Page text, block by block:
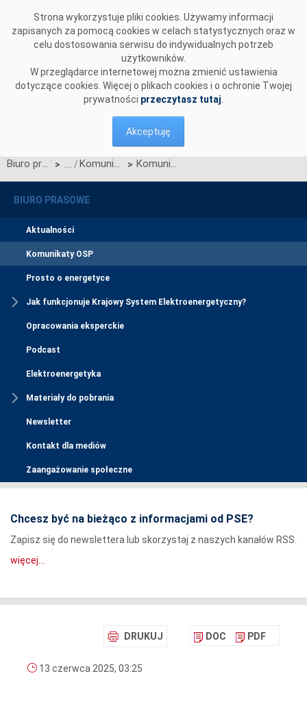
Strona wykorzystuje pliki cookies. Używamy informacji
zapisanych za pomocą cookies w celach statystycznych oraz w
celu dostosowania serwisu do indywidualnych potrzeb
użytkowników.
W przeglądarce internetowej można zmienić ustawienia
dotyczące cookies. Więcej o plikach cookies i o ochronie Twojej
prywatności przeczytasz tutaj
Akceptuję
Biuro prasowe > Komunikaty OSP > Komunikat OSP dotyczący przywrócenia procesu Jednolitego łączenia Rynków Dnia Bieżącego w dn.13.06.2025
BIURO PRASOWE
Aktualności
Komunikaty OSP
Prosto o energetyce
Jak funkcjonuje Krajowy System Elektroenergetyczny?
Opracowania eksperckie
Podcast
Elektroenergetyka
Materiały do pobrania
Newsletter
Kontakt dla mediów
Zaangażowanie społeczne
Chcesz być na bieżąco z informacjami od PSE?
Zapisz się do newslettera lub skorzystaj z naszych kanałów RSS.
więcej...
DRUKUJ DOC PDF
13 czerwca 2025, 03:25